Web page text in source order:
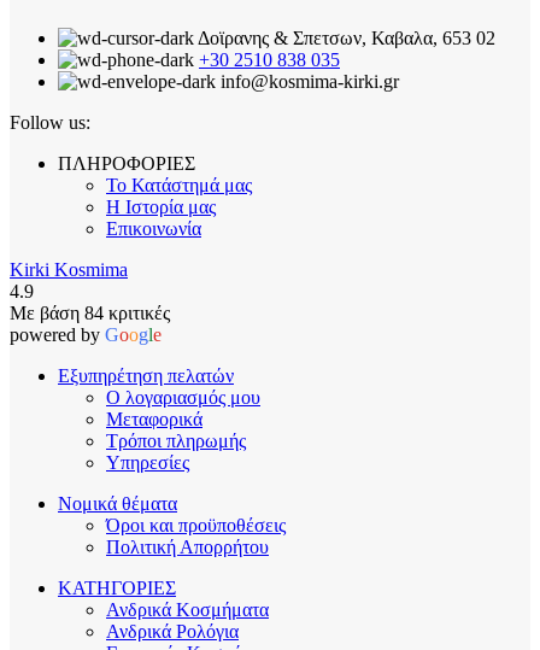
Δοϊρανης & Σπετσων, Καβαλα, 653 02
+30 2510 838 035
info@kosmima-kirki.gr
Follow us:
ΠΛΗΡΟΦΟΡΙΕΣ
Το Κατάστημά μας
Η Ιστορία μας
Επικοινωνία
Kirki Kosmima
4.9
Με βάση 84 κριτικές
powered by Google
Εξυπηρέτηση πελατών
Ο λογαριασμός μου
Μεταφορικά
Τρόποι πληρωμής
Υπηρεσίες
Νομικά θέματα
Όροι και προϋποθέσεις
Πολιτική Απορρήτου
ΚΑΤΗΓΟΡΙΕΣ
Ανδρικά Κοσμήματα
Ανδρικά Ρολόγια